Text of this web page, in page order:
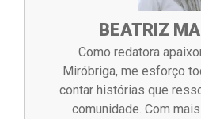
BEATRIZ
Como redatora
Miróbriga, me esforço
contar histórias que
comunidade. Com